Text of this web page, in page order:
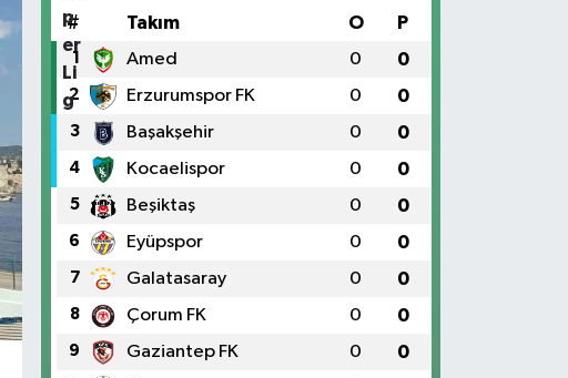
# Takım O P
1 Amed 0 0
2 Erzurumspor FK 0 0
3 Başakşehir 0 0
4 Kocaelispor 0 0
5 Beşiktaş 0 0
6 Eyüpspor 0 0
7 Galatasaray 0 0
8 Çorum FK 0 0
9 Gaziantep FK 0 0